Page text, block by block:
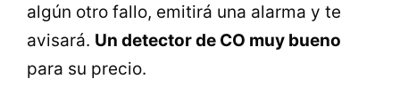
algún otro fallo, emitirá una alarma y te
avisará. Un detector de CO muy bueno
para su precio.